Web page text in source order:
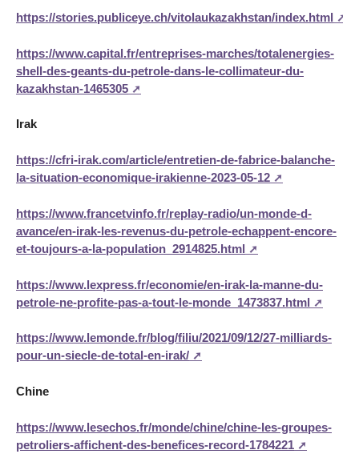
https://stories.publiceye.ch/vitolaukazakhstan/index.html
https://www.capital.fr/entreprises-marches/totalenergies-
shell-des-geants-du-petrole-dans-le-collimateur-du-
kazakhstan-1465305
Irak
https://cfri-irak.com/article/entretien-de-fabrice-balanche-
la-situation-economique-irakienne-2023-05-12
https://www.francetvinfo.fr/replay-radio/un-monde-d-
avance/en-irak-les-revenus-du-petrole-echappent-encore-
et-toujours-a-la-population_2914825.html
https://www.lexpress.fr/economie/en-irak-la-manne-du-
petrole-ne-profite-pas-a-tout-le-monde_1473837.html
https://www.lemonde.fr/blog/filiu/2021/09/12/27-milliards-
pour-un-siecle-de-total-en-irak/
Chine
https://www.lesechos.fr/monde/chine/chine-les-groupes-
petroliers-affichent-des-benefices-record-1784221